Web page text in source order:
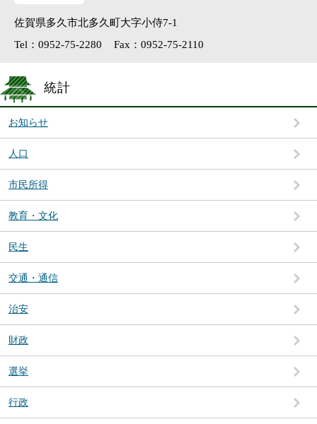
統計
お知らせ
人口
市民所得
教育・文化
民生
交通・通信
治安
財政
選挙
行政
佐賀県多久市北多久町大字小侍7-1
Tel：0952-75-2280
Fax：0952-75-2110